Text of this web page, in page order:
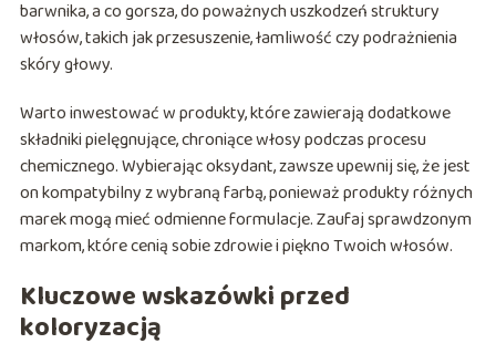
barwnika, a co gorsza, do poważnych uszkodzeń struktury
włosów, takich jak przesuszenie, łamliwość czy podrażnienia
skóry głowy.
Warto inwestować w produkty, które zawierają dodatkowe
składniki pielęgnujące, chroniące włosy podczas procesu
chemicznego. Wybierając oksydant, zawsze upewnij się, że jest
on kompatybilny z wybraną farbą, ponieważ produkty różnych
marek mogą mieć odmienne formulacje. Zaufaj sprawdzonym
markom, które cenią sobie zdrowie i piękno Twoich włosów.
Kluczowe wskazówki przed
koloryzacją